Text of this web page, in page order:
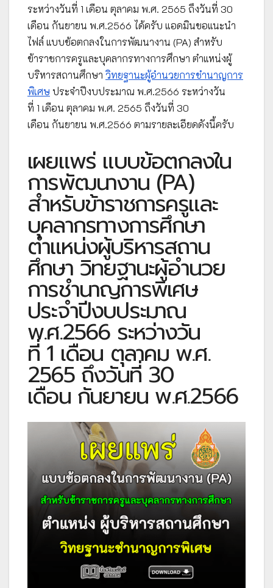
ระหว่างวันที่ 1 เดือน ตุลาคม พ.ศ. 2565 ถึงวันที่ 30
เดือน กันยายน พ.ศ.2566 ได้ครับ แอดมินขอแนะนำ
ไฟล์ แบบข้อตกลงในการพัฒนางาน (PA) สำหรับ
ข้าราชการครูและบุคลากรทางการศึกษา ตำแหน่งผู้
บริหารสถานศึกษา วิทยฐานะผู้อำนวยการชำนาญการ
พิเศษ ประจำปีงบประมาณ พ.ศ.2566 ระหว่างวัน
ที่ 1 เดือน ตุลาคม พ.ศ. 2565 ถึงวันที่ 30
เดือน กันยายน พ.ศ.2566 ตามรายละเอียดดังนี้ครับ
เผยแพร่ แบบข้อตกลงใน
การพัฒนางาน (PA)
สำหรับข้าราชการครูและ
บุคลากรทางการศึกษา
ตำแหน่งผู้บริหารสถาน
ศึกษา วิทยฐานะผู้อำนวย
การชำนาญการพิเศษ
ประจำปีงบประมาณ
พ.ศ.2566 ระหว่างวัน
ที่ 1 เดือน ตุลาคม พ.ศ.
2565 ถึงวันที่ 30
เดือน กันยายน พ.ศ.2566